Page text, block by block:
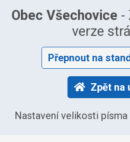
Obec Všechovice -
verze
Přepnout na
Zpět na
Nastavení velikosti písma